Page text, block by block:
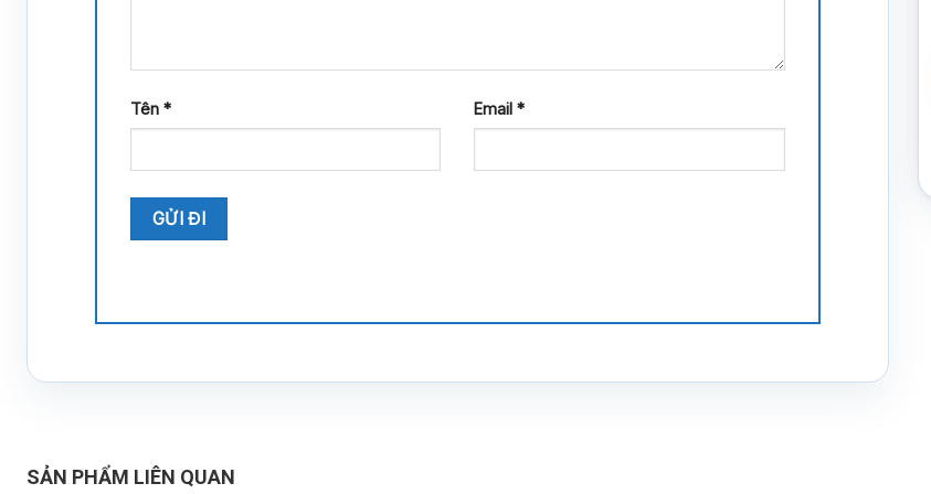
Tên * Email*
SẢN PHẨM LIÊN QUAN